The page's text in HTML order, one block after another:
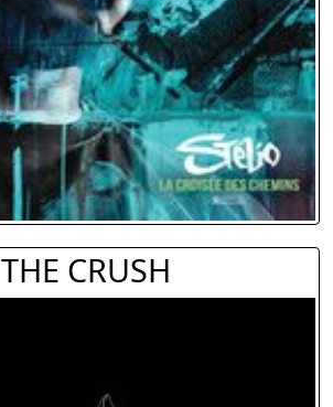
THE CRUSH